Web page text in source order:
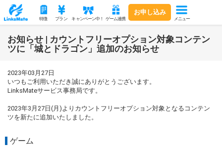
特徴 プラン キャンペーン中！ ゲーム連携
お申し込み
メニュー
お知らせ | カウントフリーオプション対象コンテン
ツに「城とドラゴン」追加のお知らせ
2023年03月27日
いつもご利用いただき誠にありがとうございます。
LinksMateサービス事務局です。
2023年3月27日(月)よりカウントフリーオプション対象となるコンテン
ツを新たに追加いたしました。
ゲーム